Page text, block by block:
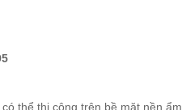
thể thi công trên bề mặt nền ẩm